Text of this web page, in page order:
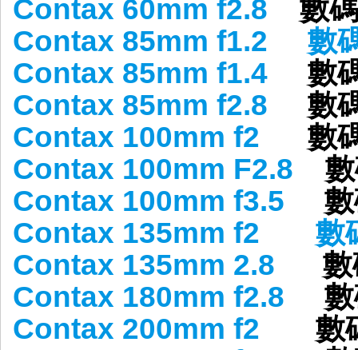
Contax 60mm f2.8 數
Contax 85mm f1.2
數
Contax 85mm f1.4 數
Contax 85mm f2.8 數
Contax 100mm f2 數
Contax 100mm F2.8 數
Contax 100mm f3.5 數
Contax 135mm f2
數
Contax 135mm 2.8 數
Contax 180mm f2.8
Contax 200mm f2 數